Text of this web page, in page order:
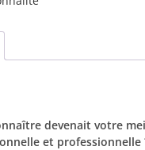
devenait votre
et professionnelle